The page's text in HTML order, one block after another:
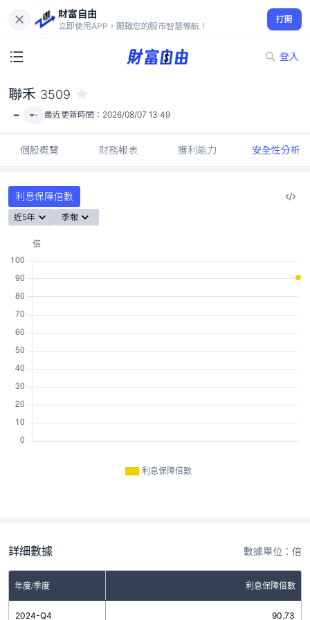
財富自由
立即使用APP，開啟您的股市智慧導航！
打開
登入
-
聯禾 3509
- - 最近更新時間： 2026/08/07 13:49
個股概覽 財務報表 獲利能力 安全性分析
利息保障倍數
近5年 季報
利息保障倍數
詳細數據 數據單位：倍
年度/季度 利息保障倍數
2024-Q4 90.73